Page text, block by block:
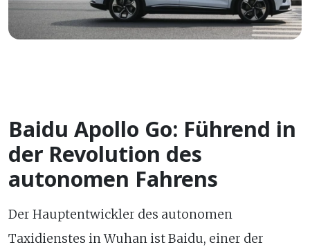
Baidu Apollo Go: Führend in
der Revolution des
autonomen Fahrens
Der Hauptentwickler des autonomen
Taxidienstes in Wuhan ist Baidu, einer der